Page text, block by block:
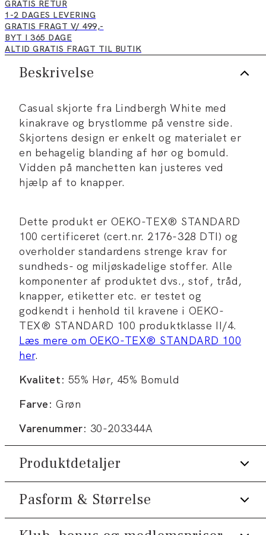
GRATIS RETUR
1-2 DAGES LEVERING
GRATIS FRAGT V/ 499,-
BYT I 365 DAGE
ALTID GRATIS FRAGT TIL BUTIK
Beskrivelse
Casual skjorte fra Lindbergh White med
kinakrave og brystlomme på venstre side.
Skjortens design er enkelt og materialet er
en behagelig blanding af hør og bomuld.
Vidden på manchetten kan justeres ved
hjælp af to knapper.
Dette produkt er OEKO-TEX® STANDARD
100 certificeret (cert.nr. 2176-328 DTI) og
overholder standardens strenge krav for
sundheds- og miljøskadelige stoffer. Alle
komponenter af produktet dvs., stof, tråd,
knapper, etiketter etc. er testet og
godkendt i henhold til kravene i OEKO-
TEX® STANDARD 100 produktklasse II/4.
Læs mere om OEKO-TEX® STANDARD 100
her.
Kvalitet: 55% Hør, 45% Bomuld
Farve: Grøn
Varenummer: 30-203344A
Produktdetaljer
Certificeret med OEKO-TEX®
Pasform & Størrelse